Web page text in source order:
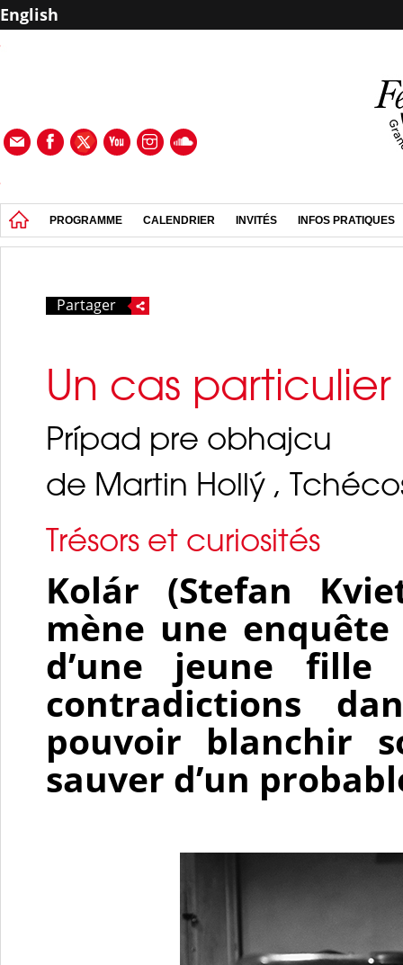
English
PROGRAMME CALENDRIER INVITÉS INFOS PRATIQUES
Partager
Un cas particulier
Prípad pre obhajcu
de Martin Hollý ,
Trésors et curiosités
Kolár (Stefan
mène une
d’une jeune
contradictions
pouvoir blanchir
sauver d’un